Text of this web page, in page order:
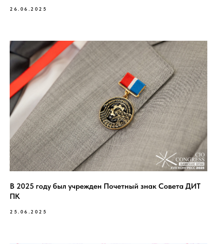
26.06.2025
В 2025 году был учрежден Почетный знак Совета ДИТ
ПК
25.06.2025